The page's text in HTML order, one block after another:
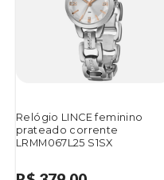
Relógio LINCE feminino
prateado corrente
LRMM067L25 S1SX